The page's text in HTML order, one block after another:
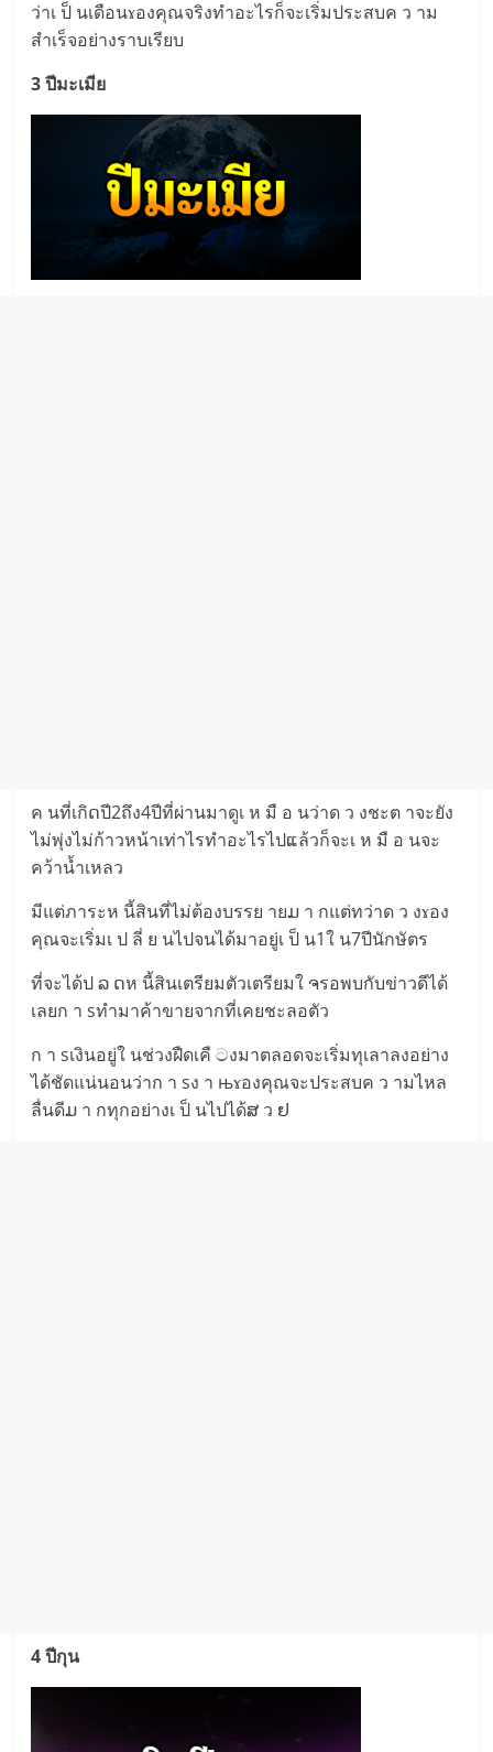
ว่าเ ป็ นเดือนɤองคุณจริงทำอะไรก็จะเริ่มประสบค ว าม
สำเร็จอย่างราบเรียบ
3 ปีมะเมีย
ค นที่เกิດปี2ถึง4ปีที่ผ่านมาดูเ ห มื อ นว่าด ว งชะต าจะยัง
ไม่พุ่งไม่ก้าวหน้าเท่าไรทำอะไรไปແล้วก็จะเ ห มื อ นจะ
คว้าน้ำเหลว
มีแต่ภาระห นี้สินที่ไม่ต้องบรรย ายມ า กแต่ทว่าด ว งɤอง
คุณจะเริ่มเ ป ลี่ ย นไปจนได้มาอยู่เ ป็ น1ใ น7ปีนักษัตร
ที่จะได้ป ລ ດห นี้สินเตรียมตัวเตรียมใ ຈรอพบกับข่าวดีได้
เลยก า sทำมาค้าขายจากที่เคยชะลอตัว
ก า sเงินอยู่ใ นช่วงฝืดเคื ටงมาตลอดจะเริ่มทุเลาลงอย่าง
ได้ชัดแน่นอนว่าก า sง า њɤองคุณจะประสบค ว ามไหล
ลื่นดีມ า กทุกอย่างเ ป็ นไปได้ສ ว ຢ
4 ปีกุน